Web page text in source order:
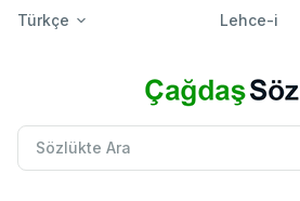
Türkçe Lehce-i